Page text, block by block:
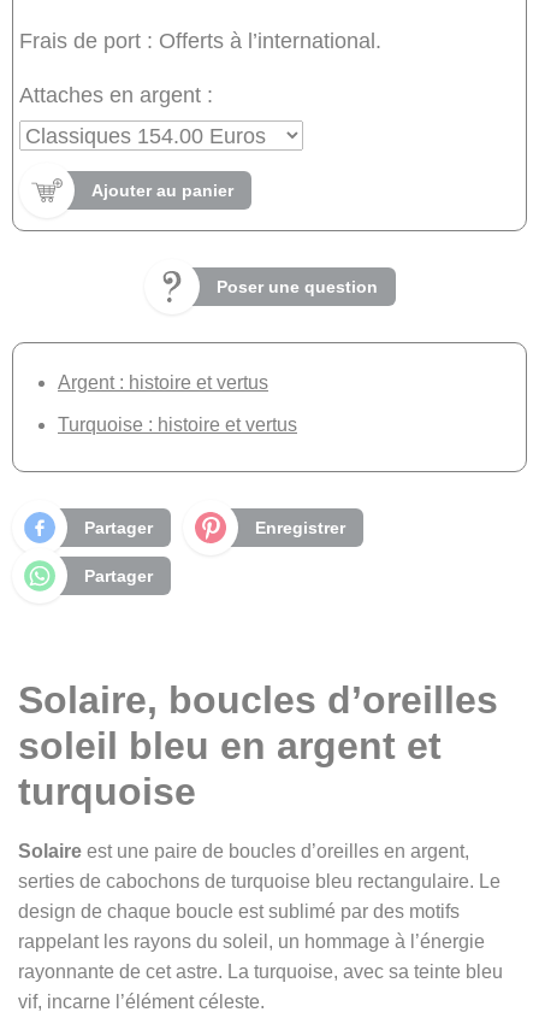
Frais de port : Offerts à l’international.
Attaches en argent :
Ajouter au panier
Poser une question
Argent : histoire et vertus
Turquoise : histoire et vertus
Partager Enregistrer
Partager
Solaire, boucles d’oreilles
soleil bleu en argent et
turquoise
Solaire est une paire de boucles d’oreilles en argent,
serties de cabochons de turquoise bleu rectangulaire. Le
design de chaque boucle est sublimé par des motifs
rappelant les rayons du soleil, un hommage à l’énergie
rayonnante de cet astre. La turquoise, avec sa teinte bleu
vif, incarne l’élément céleste.